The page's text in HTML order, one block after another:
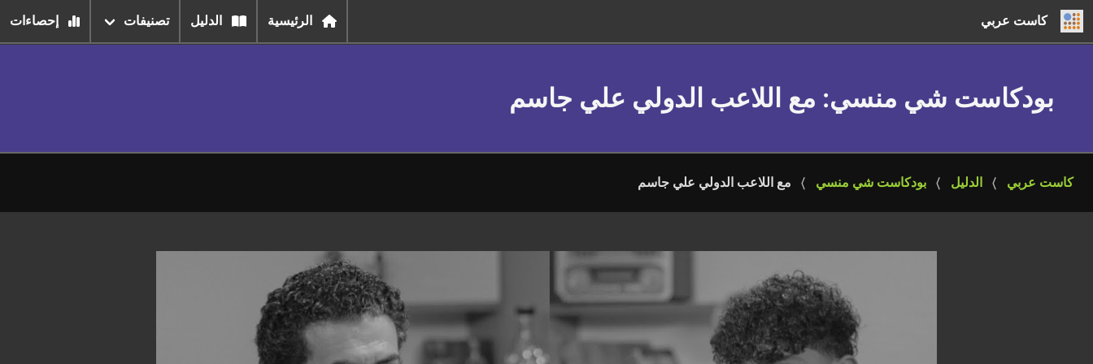
كاست عربي الرئيسية الدليل تصنيفات إحصاءات
بودكاست شي منسي: مع اللاعب الدولي علي جاسم
كاست عربي الدليل بودكاست شي منسي مع اللاعب الدولي علي جاسم